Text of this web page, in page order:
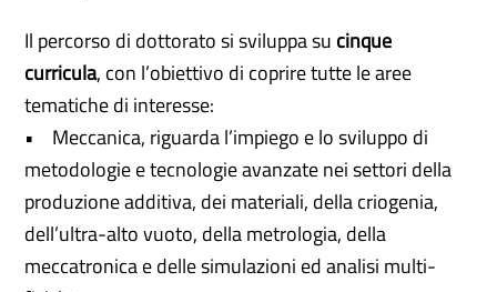
Il percorso di dottorato si sviluppa su cinque
curricula, con l’obiettivo di coprire tutte le aree
tematiche di interesse:
• Meccanica, riguarda l’impiego e lo sviluppo di
metodologie e tecnologie avanzate nei settori della
produzione additiva, dei materiali, della criogenia,
dell’ultra-alto vuoto, della metrologia, della
meccatronica e delle simulazioni ed analisi multi-